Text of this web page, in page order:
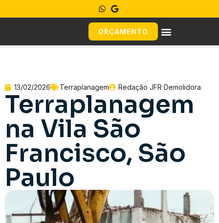
ORÇAMENTO
13/02/2026 Terraplanagem Redação JFR Demolidora
Terraplanagem
na Vila São
Francisco, São
Paulo